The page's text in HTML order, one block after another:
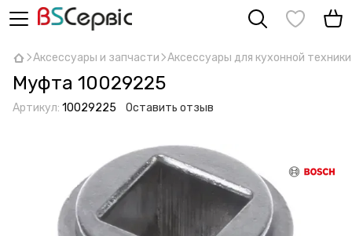
Аксессуары и запчасти Аксессуары для кухонной техники
Муфта 10029225
Артикул: 10029225 Оставить отзыв